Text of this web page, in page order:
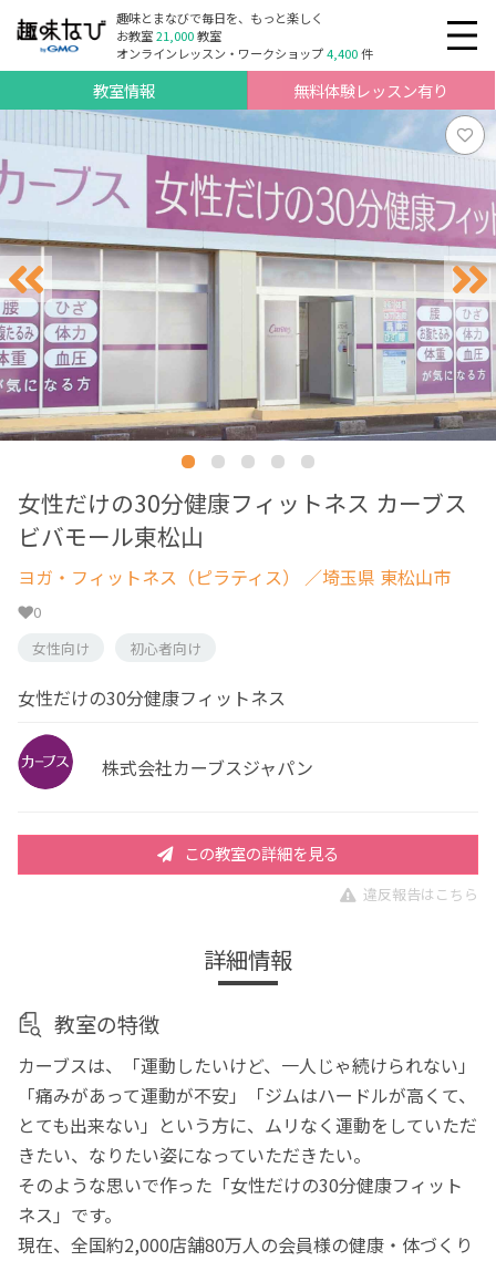
趣味とまなびで毎日を、もっと楽しく
お教室21,000教室
オンラインレッスン・ワークショップ4,400件
教室情報 無料体験レッスン有り
女性だけの30分健康フィットネス カーブス
ビバモール東松山
ヨガ・フィットネス（ピラティス） ／埼玉県 東松山市
0
女性向け
初心者向け
女性だけの30分健康フィットネス
株式会社カーブスジャパン
この教室の詳細を見る
違反報告はこちら
詳細情報
教室の特徴
カーブスは、「運動したいけど、一人じゃ続けられない」
「痛みがあって運動が不安」「ジムはハードルが高くて、
とても出来ない」という方に、ムリなく運動をしていただ
きたい、なりたい姿になっていただきたい。
そのような思いで作った「女性だけの30分健康フィット
ネス」です。
現在、全国約2,000店舗80万人の会員様の健康・体づくり